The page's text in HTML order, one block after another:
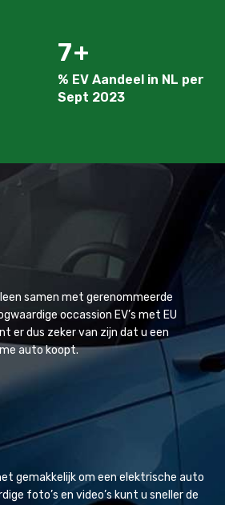
7
% EV Aandeel in NL per
Sept 2023
samen met gerenommeerde
occassion EV’s met EU
er dus zeker van zijn dat u een
auto koopt.
gemakkelijk om een elektrische auto
foto’s en video’s kunt u sneller de